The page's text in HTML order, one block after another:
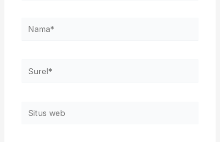
Nama*
Surel*
Situs